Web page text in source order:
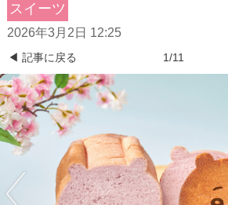
スイーツ
2026年3月2日 12:25
◀ 記事に戻る 1/11